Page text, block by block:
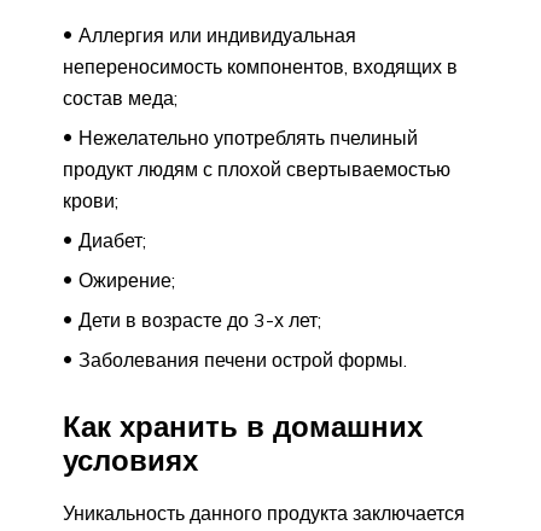
Аллергия или индивидуальная
непереносимость компонентов, входящих в
состав меда;
Нежелательно употреблять пчелиный
продукт людям с плохой свертываемостью
крови;
Диабет;
Ожирение;
Дети в возрасте до 3-х лет;
Заболевания печени острой формы.
Как хранить в домашних
условиях
Уникальность данного продукта заключается